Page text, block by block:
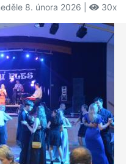
8. února 2026 | 30x